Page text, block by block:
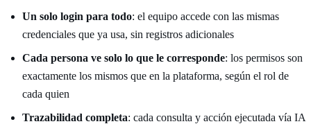
Un solo login para todo: el equipo accede con las mismas
credenciales que ya usa, sin registros adicionales
Cada persona ve solo lo que le corresponde: los permisos son
exactamente los mismos que en la plataforma, según el rol de
cada quien
Trazabilidad completa: cada consulta y acción ejecutada vía IA